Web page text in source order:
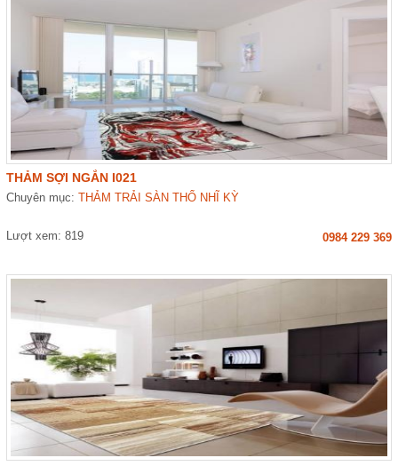
THẢM SỢI NGẮN I021
Chuyên mục:THẢM TRẢI SÀN THỔ NHĨ KỲ
Lượt xem: 819 0984 229 369